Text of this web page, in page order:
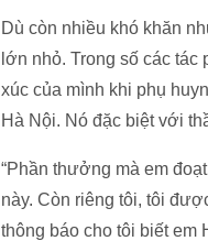
Dù còn nhiều khó khăn
lớn nhỏ. Trong số các
xúc của mình khi phụ
Hà Nội. Nó đặc biệt với
“Phần thưởng mà em
này. Còn riêng tôi, tôi
thông báo cho tôi biết em